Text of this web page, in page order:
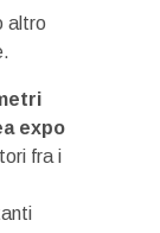
altro
expo
fra i